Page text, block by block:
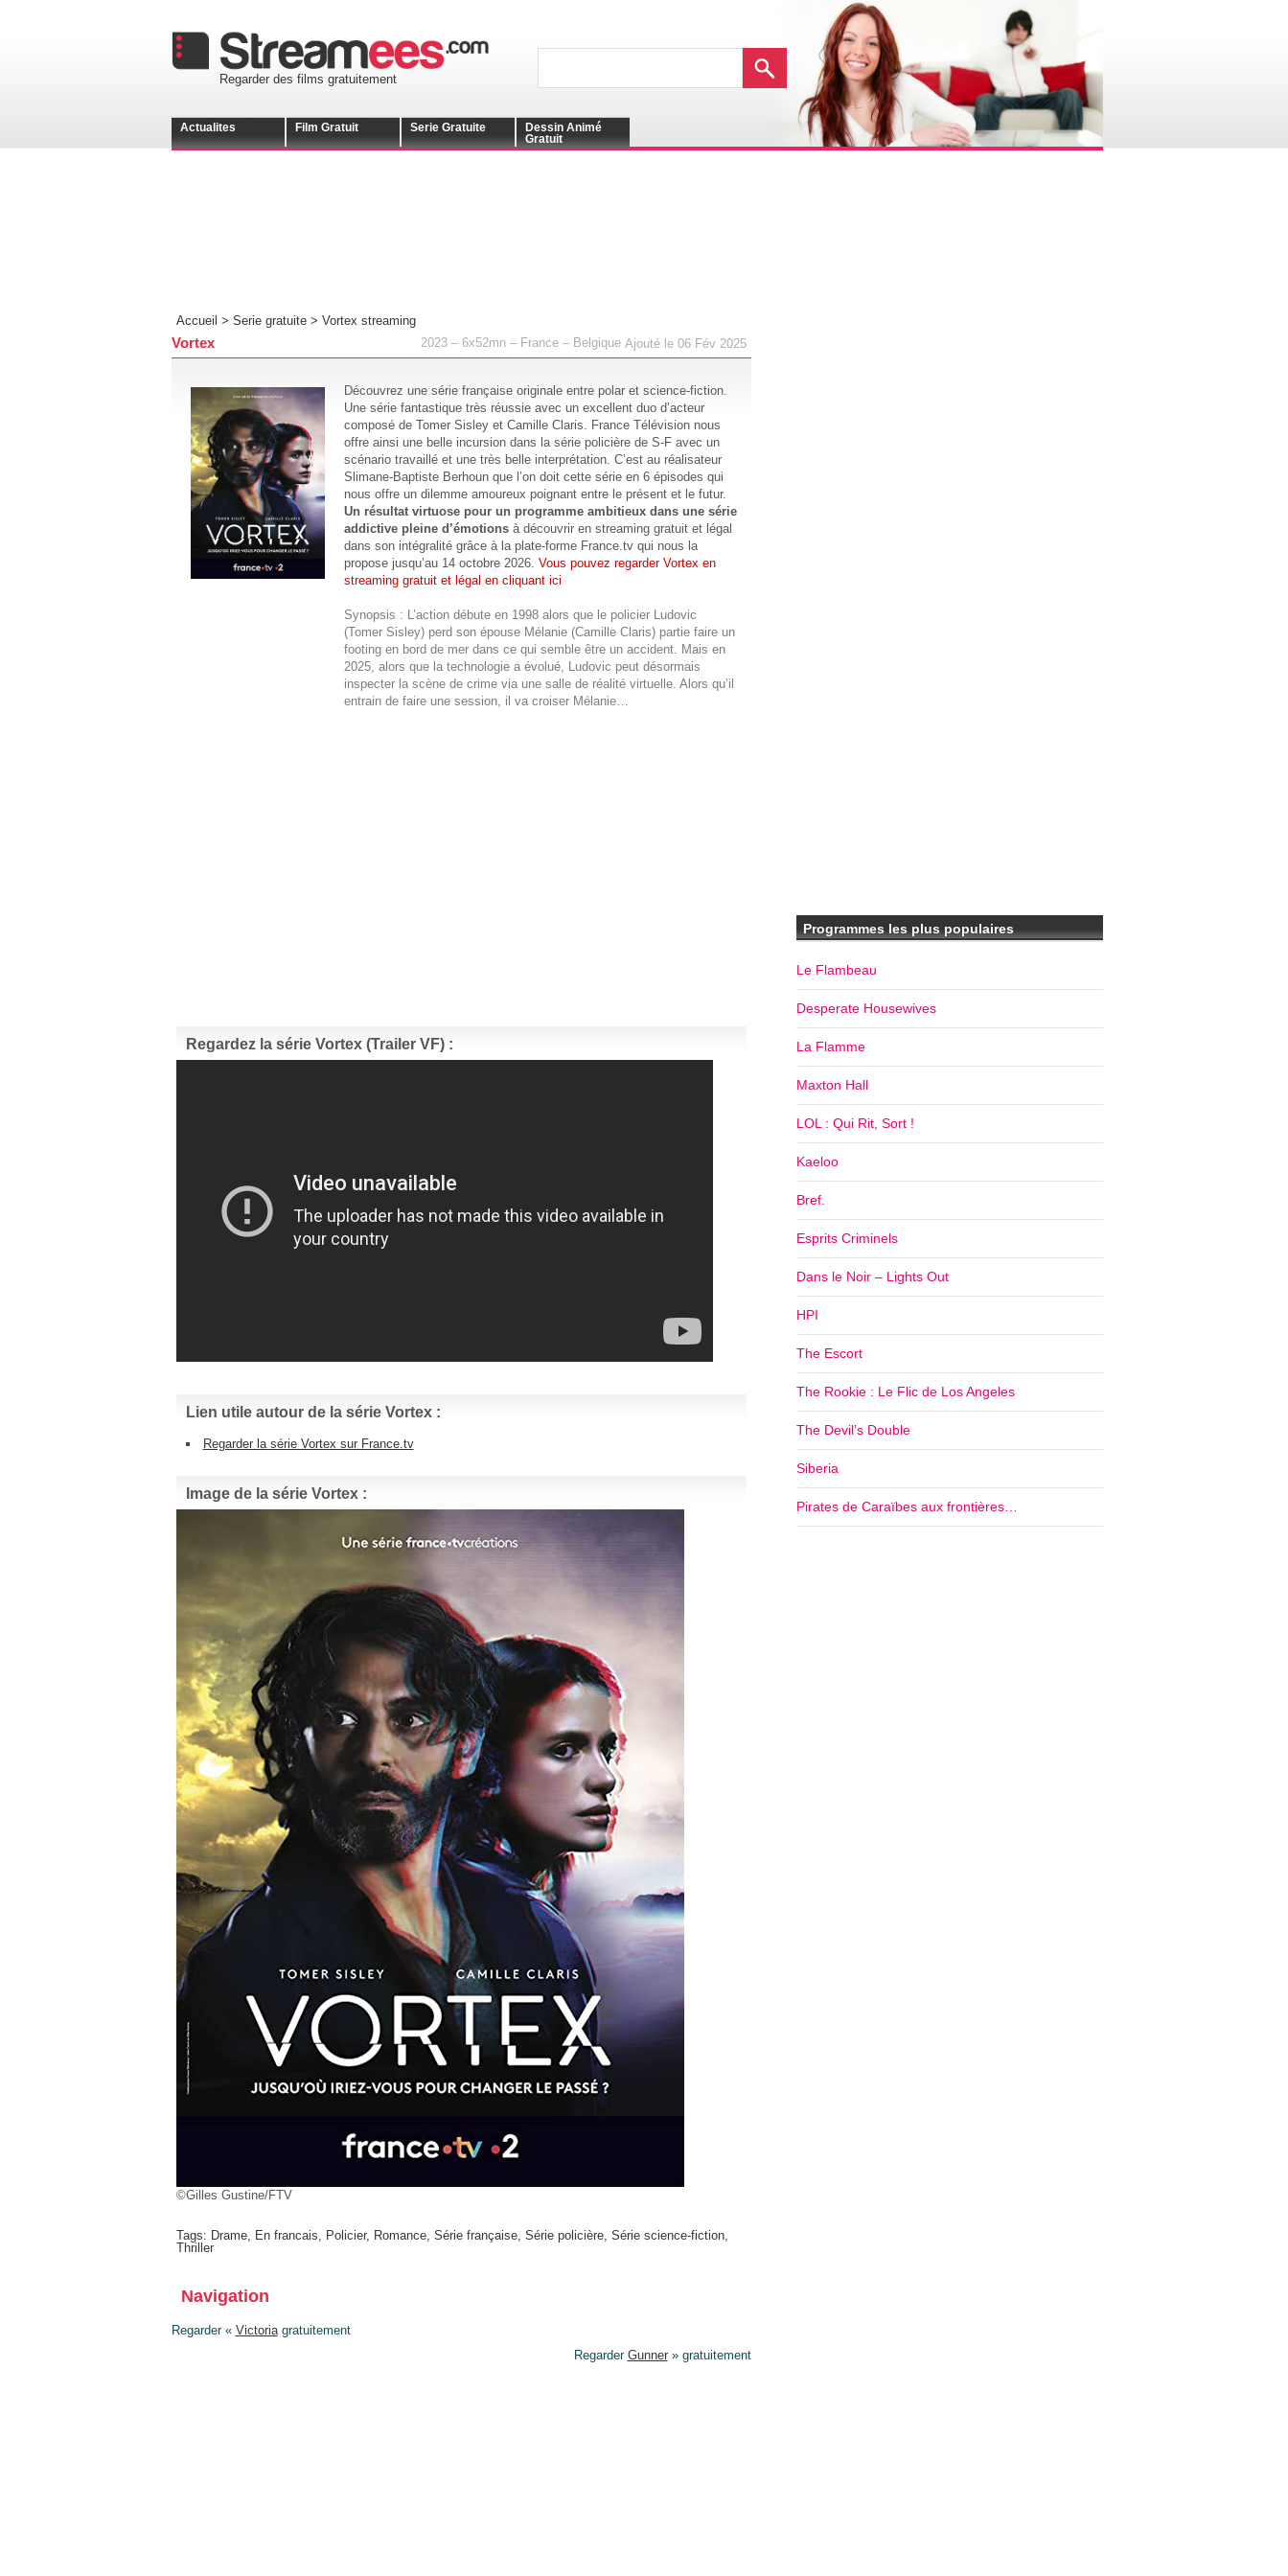
Regarder des films gratuitement
Actualites Film Gratuit Serie Gratuite
Dessin Animé
Gratuit
Accueil > Serie gratuite> Vortex streaming
Vortex Ajouté le 06 Fév 2025
2023 – 6x52mn – France – Belgique
Découvrez une série française originale entre polar et science-fiction.
Une série fantastique très réussie avec un excellent duo d’acteur
composé de Tomer Sisley et Camille Claris. France Télévision nous
offre ainsi une belle incursion dans la série policière de S-F avec un
scénario travaillé et une très belle interprétation. C’est au réalisateur
Slimane-Baptiste Berhoun que l’on doit cette série en 6 épisodes qui
nous offre un dilemme amoureux poignant entre le présent et le futur.
Un résultat virtuose pour un programme ambitieux dans une série
addictive pleine d’émotionsà découvrir en streaming gratuit et légal
dans son intégralité grâce à la plate-forme France.tv qui nous la
propose jusqu’au 14 octobre 2026. Vous pouvez regarder Vortex en
streaming gratuit et légal en cliquant ici
Synopsis : L’action débute en 1998 alors que le policier Ludovic
(Tomer Sisley) perd son épouse Mélanie (Camille Claris) partie faire un
footing en bord de mer dans ce qui semble être un accident. Mais en
2025, alors que la technologie a évolué, Ludovic peut désormais
inspecter la scène de crime via une salle de réalité virtuelle. Alors qu’il
entrain de faire une session, il va croiser Mélanie…
Regardez la série Vortex (Trailer VF) :
Lien utile autour de la série Vortex :
Regarder la série Vortex sur France.tv
Image de la série Vortex :
©Gilles Gustine/FTV
Tags: Drame, En francais, Policier, Romance, Série française, Série policière, Série science-fiction,
Thriller
Navigation
Regarder « Victoriagratuitement
Regarder Gunner» gratuitement
Programmes les plus populaires
Le Flambeau
Desperate Housewives
La Flamme
Maxton Hall
LOL : Qui Rit, Sort !
Kaeloo
Bref.
Esprits Criminels
Dans le Noir – Lights Out
HPI
The Escort
The Rookie : Le Flic de Los Angeles
The Devil’s Double
Siberia
Pirates de Caraïbes aux frontières…